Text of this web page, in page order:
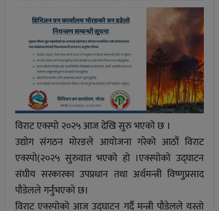
विराट एक्स्पो २०२५ आज देखि सुरु भएको छ ।
उद्योग संगठन मोरङले आयोजना गरेको आठौं विराट
एक्स्पो(२०२५ सुरुवात भएको हो ।एक्स्पोको उद्घाटन
संघीय सरकारका उपप्रधान तथा अर्थमन्त्री विष्णुप्रसाद
पौडेलले गर्नुभएकाे छ।
विराट एक्स्पोको आज उद्घाटन गर्दै मन्त्री पौडेलले यस्तो